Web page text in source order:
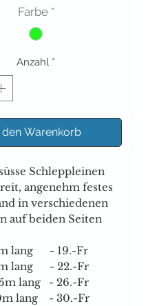
Farbe *
Anzahl *
den Warenkorb
Schleppleinen
angenehm festes
in verschiedenen
auf beiden Seiten
lang - 19.-Fr
lang - 22.-Fr
lang - 26.-Fr
lang - 30.-Fr